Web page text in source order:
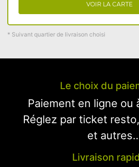
VOIR LA CARTE
* Suivant quartier de livraison choisi
Le choix du
Paiement en ligne ou
Réglez par ticket
et
Livraison